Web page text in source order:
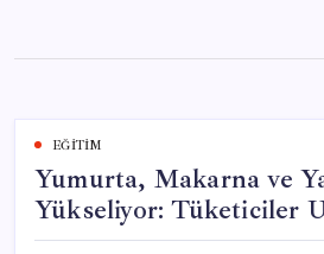
content
EĞITIM
Yumurta, Makarna ve
Yükseliyor: Tüketiciler